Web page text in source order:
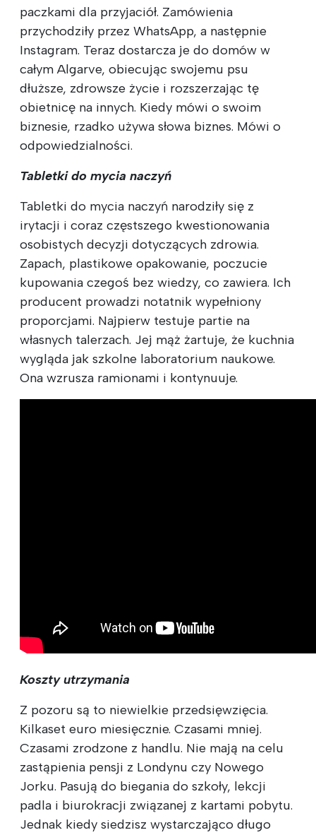
paczkami dla przyjaciół. Zamówienia
przychodziły przez WhatsApp, a następnie
Instagram. Teraz dostarcza je do domów w
całym Algarve, obiecując swojemu psu
dłuższe, zdrowsze życie i rozszerzając tę
obietnicę na innych. Kiedy mówi o swoim
biznesie, rzadko używa słowa biznes. Mówi o
odpowiedzialności.
Tabletki do mycia naczyń
Tabletki do mycia naczyń narodziły się z
irytacji i coraz częstszego kwestionowania
osobistych decyzji dotyczących zdrowia.
Zapach, plastikowe opakowanie, poczucie
kupowania czegoś bez wiedzy, co zawiera. Ich
producent prowadzi notatnik wypełniony
proporcjami. Najpierw testuje partie na
własnych talerzach. Jej mąż żartuje, że kuchnia
wygląda jak szkolne laboratorium naukowe.
Ona wzrusza ramionami i kontynuuje.
Koszty utrzymania
Z pozoru są to niewielkie przedsięwzięcia.
Kilkaset euro miesięcznie. Czasami mniej.
Czasami zrodzone z handlu. Nie mają na celu
zastąpienia pensji z Londynu czy Nowego
Jorku. Pasują do biegania do szkoły, lekcji
padla i biurokracji związanej z kartami pobytu.
Jednak kiedy siedzisz wystarczająco długo